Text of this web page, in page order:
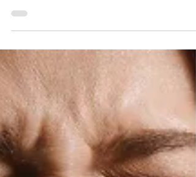
cada vez mais comum: afinal, quanto exercício é
realmente necessário para cuidar da saúde (sem
exageros e sem culpa?). A boa notícia é que a
ciência atual é clara: você não precisa treinar por
horas todos os dias para sentir os benefícios. Na
verdade, o que mais importa não é a intensidade
extrema, mas sim a consistência. Hoje,
se que adultos pratiquem entre 150 e 300 minutos